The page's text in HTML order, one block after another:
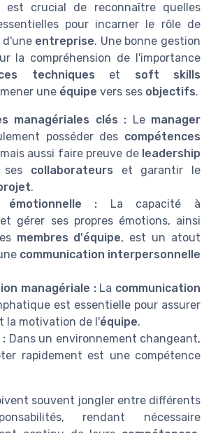
crucial de reconnaître quelles
pour incarner le rôle de
d'une entreprise. Une bonne gestion
la compréhension de l'importance
techniques et soft skills
une équipe vers ses objectifs.
managériales clés : Le manager
posséder des compétences
aussi faire preuve de leadership
ses collaborateurs et garantir le
.
émotionnelle : La capacité à
gérer ses propres émotions, ainsi
membres d'équipe, est un atout
communication interpersonnelle
managériale :La communication
est essentielle pour assurer
la motivation de l'équipe.
Dans un environnement changeant,
rapidement est une compétence
souvent jongler entre différents
rendant nécessaire